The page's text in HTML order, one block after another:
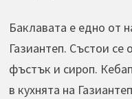
Баклавата е едно от
Газиантеп. Състои се
фъстък и сироп.
в кухнята на